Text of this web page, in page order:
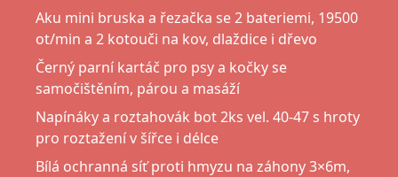
Aku mini bruska a řezačka se 2 bateriemi, 19500
ot/min a 2 kotouči na kov, dlaždice i dřevo
Černý parní kartáč pro psy a kočky se
samočištěním, párou a masáží
Napínáky a roztahovák bot 2ks vel. 40-47 s hroty
pro roztažení v šířce i délce
Bílá ochranná síť proti hmyzu na záhony 3×6m,